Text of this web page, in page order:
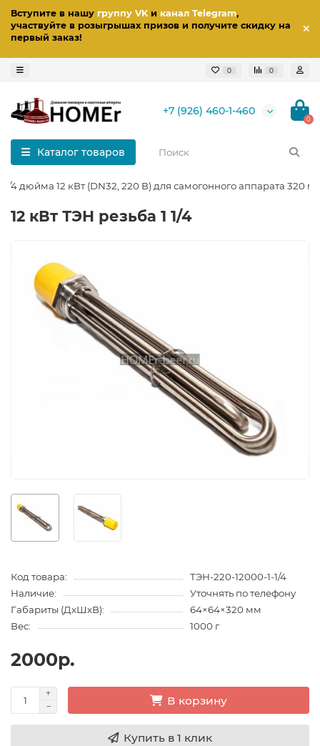
Вступите в нашу группу VKи канал Telegram,
участвуйте в розыгрышах призов и получите скидку на
первый заказ!
0 0
+7 (926) 460-1-460
0
Каталог товаров
1/4 дюйма 12 кВт (DN32, 220 В) для самогонного аппарата 320
12 кВт ТЭН резьба 1 1/4
Код товара:
ТЭН-220-12000-1-1/4
Наличие:
Уточнять по телефону
Габариты (ДхШхВ):
64×64×320 мм
Вес:
1000 г
2000р.
В корзину
Купить в 1 клик